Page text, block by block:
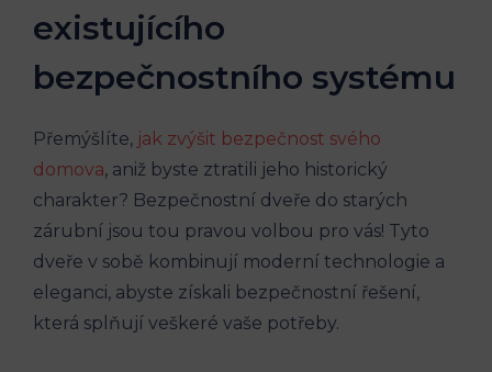
existujícího
bezpečnostního systému
Přemýšlíte, jak zvýšit bezpečnost svého
domova, aniž byste ztratili jeho historický
charakter? Bezpečnostní dveře do starých
zárubní jsou tou pravou volbou pro vás! Tyto
dveře v sobě kombinují moderní technologie a
eleganci, abyste získali bezpečnostní řešení,
která splňují veškeré vaše potřeby.